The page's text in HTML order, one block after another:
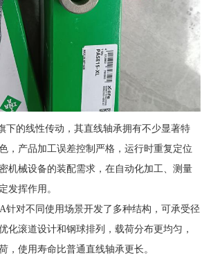
下的线性传动，其直线轴承拥有不少显著特
，产品加工误差控制严格，运行时重复定位
机械设备的装配需求，在自动化加工、测量
发挥作用。
针对不同使用场景开发了多种结构，可承受径
化滚道设计和钢球排列，载荷分布更均匀，
，使用寿命比普通直线轴承更长。